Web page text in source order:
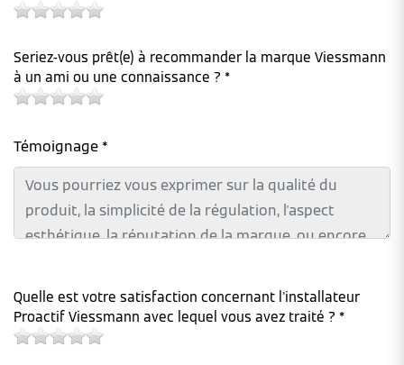
Seriez-vous prêt(e) à recommander la marque Viessmann
à un ami ou une connaissance ? *
Témoignage *
Quelle est votre satisfaction concernant l'installateur
Proactif Viessmann avec lequel vous avez traité ? *